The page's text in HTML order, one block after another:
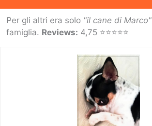
Per gli altri era solo "il cane di Marco"
famiglia. Reviews: 4,75 ⭐⭐⭐⭐⭐